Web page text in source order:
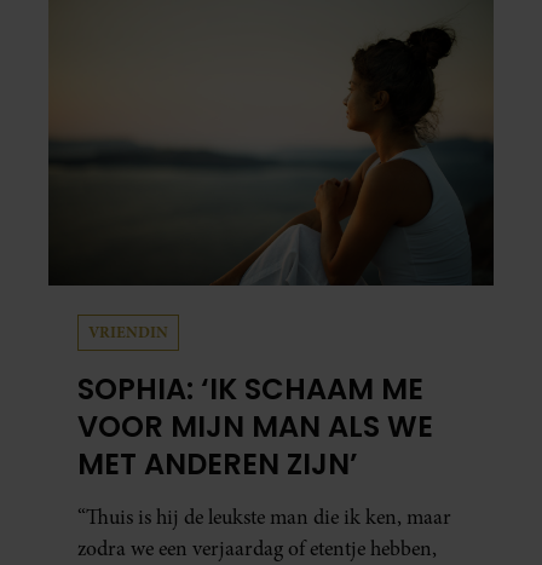
VRIENDIN
SOPHIA: ‘IK SCHAAM ME
VOOR MIJN MAN ALS WE
MET ANDEREN ZIJN’
“Thuis is hij de leukste man die ik ken, maar
zodra we een verjaardag of etentje hebben,